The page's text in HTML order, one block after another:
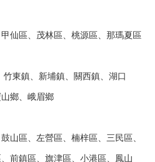
甲仙區、茂林區、桃源區、那瑪夏區
東鎮、新埔鎮、關西鎮、湖口
鄉、峨眉鄉
山區、左營區、楠梓區、三民區、
前鎮區、旗津區、小港區、鳳山